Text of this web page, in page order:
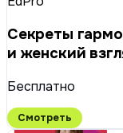
Секреты
и женский
Бесплатно
Смотреть